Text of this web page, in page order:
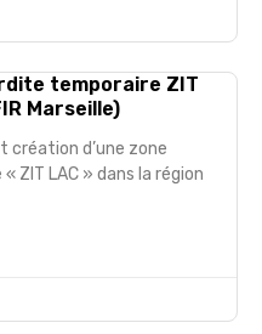
temporaire ZIT
Marseille)
d’une zone
ZIT LAC » dans la région